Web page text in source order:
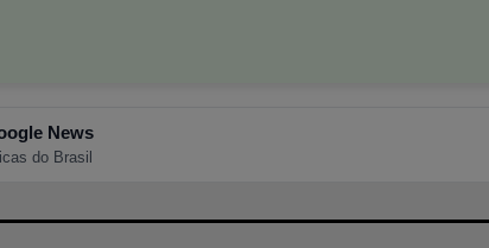
News
do Brasil